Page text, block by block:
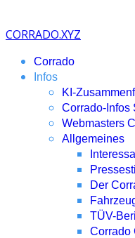
CORRADO.XYZ
Corrado
Infos
KI-
Corrado-Infos
Webmasters
Allgemeines
Der
TÜV-
Corrado